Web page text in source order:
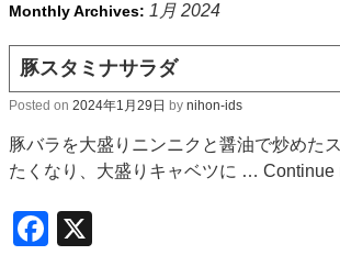
Monthly Archives: 1月 2024
豚スタミナサラダ
Posted on 2024年1月29日 by nihon-ids
豚バラを大盛りニンニクと醤油で炒めた
たくなり、大盛りキャベツに … Continue
Facebook